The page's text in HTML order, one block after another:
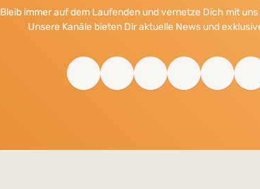
Bleib immer auf dem Laufenden und vernetze Dich mit
Unsere Kanäle bieten Dir aktuelle News und